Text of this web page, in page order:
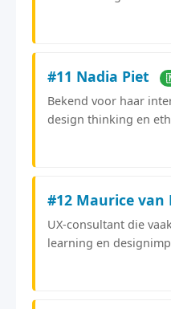
#11 Nadia Piet
Bekend voor haar
design thinking en
#12 Maurice van
UX-consultant die
learning en